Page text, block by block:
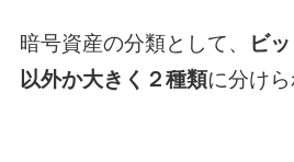
暗号資産の分類として、
ビ
以外か大きく２種類に分けら